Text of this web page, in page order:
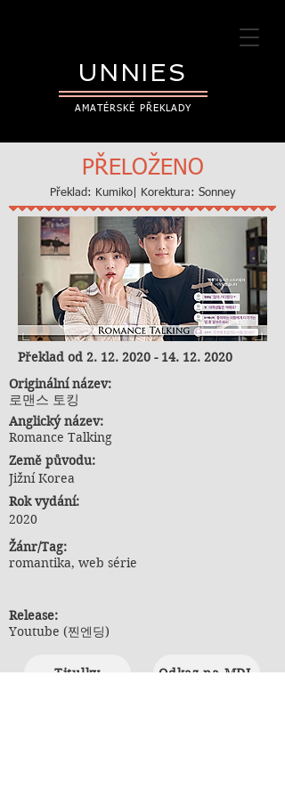
UNNIES
AMATÉRSKÉ PŘEKLADY
PŘELOŽENO
Překlad: Kumiko| Korektura: Sonney
Překlad od 2. 12. 2020 - 14. 12. 2020
Originální název:
로맨스 토킹
Anglický název:
Romance Talking
Země původu:
Jižní Korea
Rok vydání:
2020
Žánr/Tag:
romantika, web série
Release:
Youtube (찐엔딩)
Titulky Odkaz na MDL